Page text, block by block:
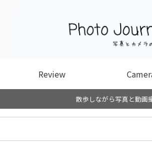
Review
散歩しながら写真と動画